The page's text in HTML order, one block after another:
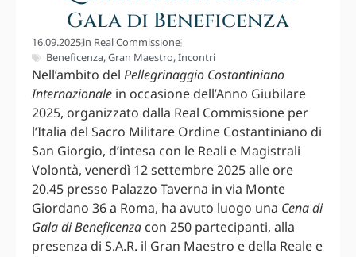
Gala di Beneficenza
16.09.2025in Real Commissione
Beneficenza,Gran Maestro,Incontri
Nell’ambito del Pellegrinaggio Costantiniano
Internazionale in occasione dell’Anno Giubilare
2025, organizzato dalla Real Commissione per
l’Italia del Sacro Militare Ordine Costantiniano di
San Giorgio, d’intesa con le Reali e Magistrali
Volontà, venerdì 12 settembre 2025 alle ore
20.45 presso Palazzo Taverna in via Monte
Giordano 36 a Roma, ha avuto luogo una Cena di
Gala di Beneficenza con 250 partecipanti, alla
presenza di S.A.R. il Gran Maestro e della Reale e